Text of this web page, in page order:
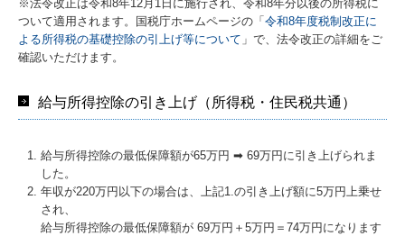
※法令改正は令和8年12月1日に施行され、令和8年分以後の所得税に
ついて適用されます。国税庁ホームページの「 令和8年度税制改正に
よる所得税の基礎控除の引上げ等について 」で、法令改正の詳細をご
確認いただけます。
給与所得控除の引き上げ（所得税・住民税共通）
給与所得控除の最低保障額が65万円 ➡ 69万円に引き上げられま
した。
年収が220万円以下の場合は、上記1.の引き上げ額に5万円上乗せ
され、
給与所得控除の最低保障額が 69万円＋5万円＝74万円になります